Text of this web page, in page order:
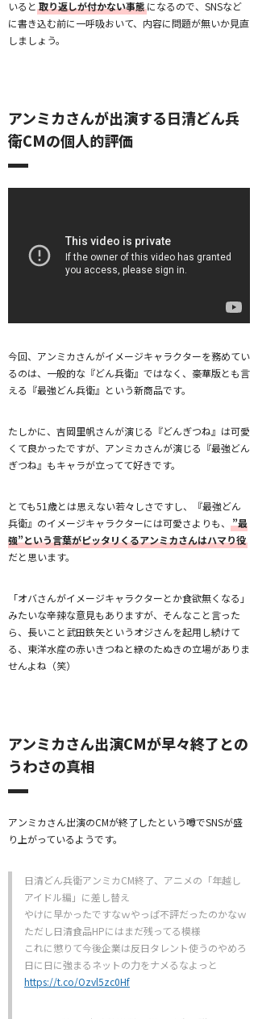
いると 取り返しが付かない事態になるので、SNSなど
に書き込む前に一呼吸おいて、内容に問題が無いか見直
しましょう。
アンミカさんが出演する日清どん兵
衛CMの個人的評価
今回、アンミカさんがイメージキャラクターを務めてい
るのは、一般的な『どん兵衛』ではなく、豪華版とも言
える『最強どん兵衛』という新商品です。
たしかに、吉岡里帆さんが演じる『どんぎつね』は可愛
くて良かったですが、アンミカさんが演じる『最強どん
ぎつね』もキャラが立ってて好きです。
とても51歳とは思えない若々しさですし、『最強どん
兵衛』のイメージキャラクターには可愛さよりも、
”最
強”という言葉がピッタリくるアンミカさんはハマり役
だと思います。
「オバさんがイメージキャラクターとか食欲無くなる」
みたいな辛辣な意見もありますが、そんなこと言った
ら、長いこと武田鉄矢というオジさんを起用し続けて
る、東洋水産の赤いきつねと緑のたぬきの立場がありま
せんよね（笑）
アンミカさん出演CMが早々終了との
うわさの真相
アンミカさん出演のCMが終了したという噂でSNSが盛
り上がっているようです。
日清どん兵衛アンミカCM終了、アニメの「年越し
アイドル編」に差し替え
やけに早かったですなｗやっぱ不評だったのかなｗ
ただし日清食品HPにはまだ残ってる模様
これに懲りて今後企業は反日タレント使うのやめろ
日に日に強まるネットの力をナメるなよっと
https://t.co/Ozvl5zc0Hf